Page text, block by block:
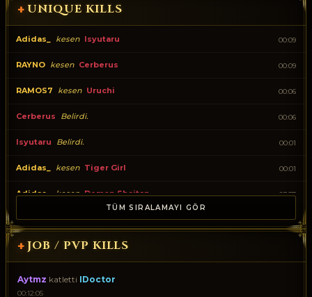
+UNIQUE KILLS
Adidas_ kesen Isyutaru 00:09
RAYNO kesen Cerberus 00:09
RAMOS7 kesen Uruchi 00:06
Cerberus Belirdi. 00:06
Isyutaru Belirdi. 00:01
Adidas_ kesen Tiger Girl 00:01
Adidas_ kesen Demon Shaitan 23:57
Tiger Girl Belirdi. 23:54
RAYNO kesen Captain Ivy
TÜM SIRALAMAYI GÖR
+JOB / PVP KILLS
Aytmz katletti IDoctor
00:12:05